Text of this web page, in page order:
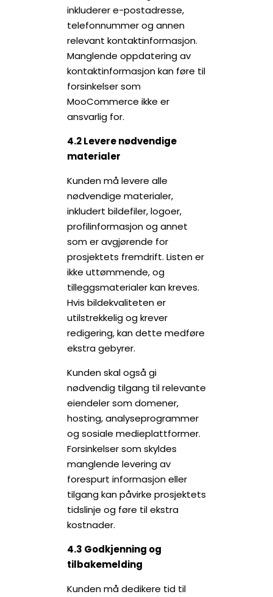
inkluderer e-postadresse,
telefonnummer og annen
relevant kontaktinformasjon.
Manglende oppdatering av
kontaktinformasjon kan føre til
forsinkelser som
MooCommerce ikke er
ansvarlig for.
4.2 Levere nødvendige
materialer
Kunden må levere alle
nødvendige materialer,
inkludert bildefiler, logoer,
profilinformasjon og annet
som er avgjørende for
prosjektets fremdrift. Listen er
ikke uttømmende, og
tilleggsmaterialer kan kreves.
Hvis bildekvaliteten er
utilstrekkelig og krever
redigering, kan dette medføre
ekstra gebyrer.
Kunden skal også gi
nødvendig tilgang til relevante
eiendeler som domener,
hosting, analyseprogrammer
og sosiale medieplattformer.
Forsinkelser som skyldes
manglende levering av
forespurt informasjon eller
tilgang kan påvirke prosjektets
tidslinje og føre til ekstra
kostnader.
4.3 Godkjenning og
tilbakemelding
Kunden må dedikere tid til